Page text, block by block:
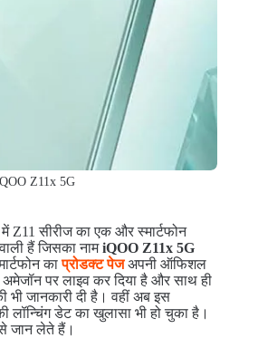
Z11x 5G
Z11 सीरीज का एक और स्मार्टफोन
हैं जिसका नामiQOO Z11x 5G
काप्रोडक्ट पेजअपनी ऑफिशल
अमेजॉन पर लाइव कर दिया है और साथ ही
जानकारी दी है। वहीं अब इस
लॉन्चिंग डेट का खुलासा भी हो चुका है।
जान लेते हैं।